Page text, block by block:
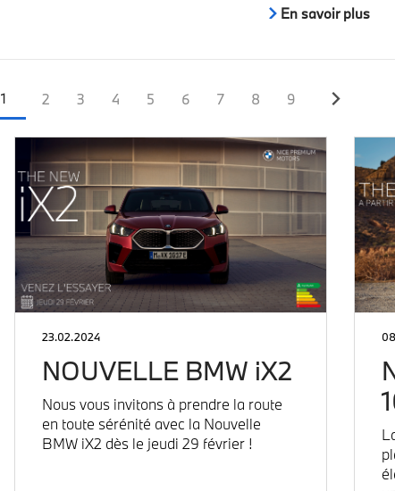
En savoir plus
Page
courante
1 Page
2 Page
3 Page
4 Page
5 Page
6 Page
7 Page
8 Page
9
23.02.2024
NOUVELLE BMW iX2
Nous vous invitons à prendre la route
en toute sérénité avec la Nouvelle
BMW iX2 dès le jeudi 29 février !